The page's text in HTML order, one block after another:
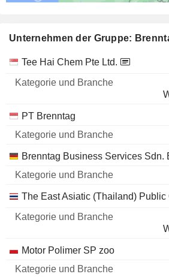
Unternehmen der Gruppe:
Name
Kategorie
Branche
Tee Hai Chem Pte Ltd.
PT Brenntag
Brenntag Business Services Sdn.
The East Asiatic (Thailand) Public
Motor Polimer SP zoo